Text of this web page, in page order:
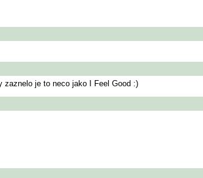
zaznelo je to neco jako I Feel Good :)